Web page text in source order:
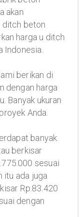
akan
ditch beton
harga u ditch
Indonesia.
berikan di
dengan harga
Banyak ukuran
Anda.
banyak
berkisar
sesuai
itu ada juga
Rp.83.420
dengan